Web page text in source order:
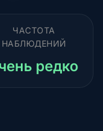
ЧАСТОТА
НАБЛЮДЕНИЙ
редко